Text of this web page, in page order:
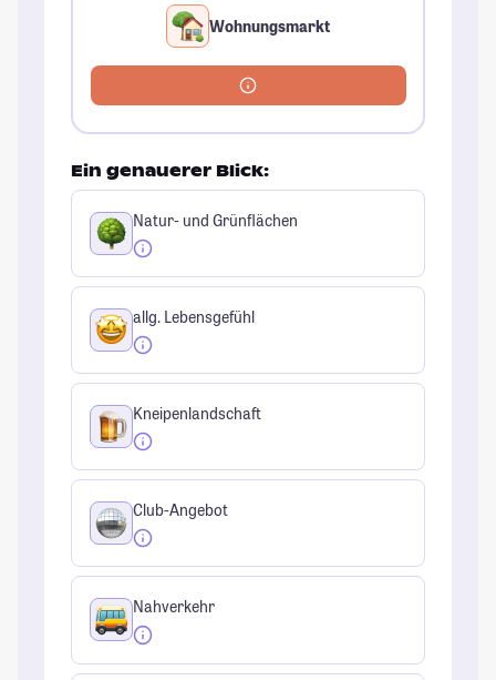
Wohnungsmarkt
Ein genauerer Blick:
Natur- und Grünflächen
allg. Lebensgefühl
Kneipenlandschaft
Club-Angebot
Nahverkehr